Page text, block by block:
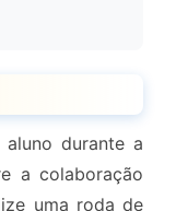
durante a
a colaboração
uma roda de